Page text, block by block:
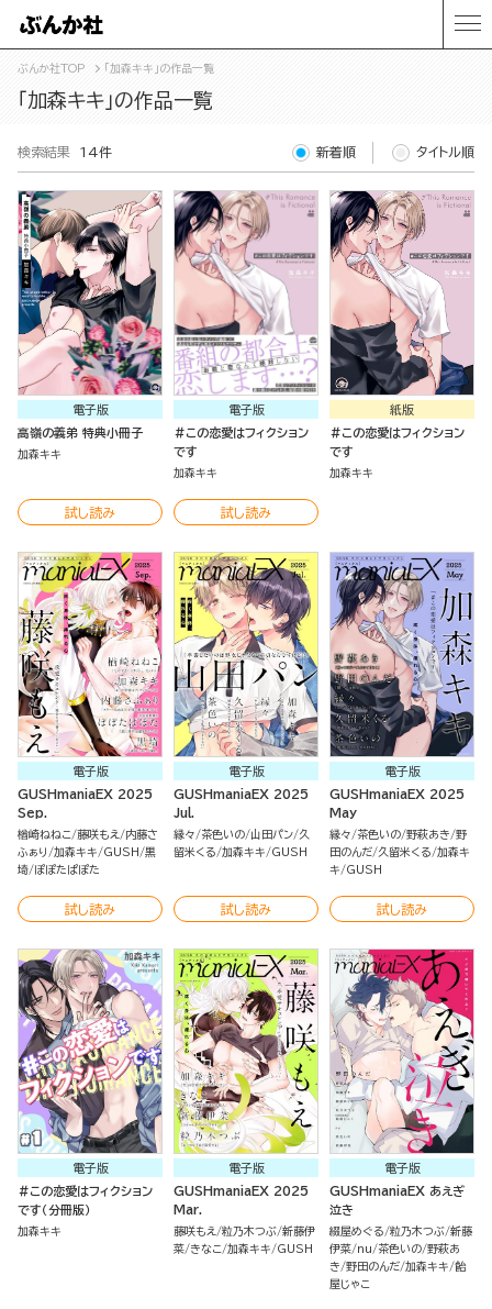
ぶんか社TOP 「加森キキ」の作品一覧
「加森キキ」の作品一覧
検索結果 14件 新着順 タイトル順
電子版
高嶺の義弟 特典小冊子
加森キキ
試し読み
電子版
＃この恋愛はフィクション
です
加森キキ
試し読み
紙版
＃この恋愛はフィクション
です
加森キキ
電子版
GUSHmaniaEX 2025
Sep.
楢崎ねねこ 藤咲もえ
内藤さ
ふぁり
加森キキ GUSH
黒
埼 ぽぽたぱぽた
試し読み
電子版
GUSHmaniaEX 2025
Jul.
縁々 茶色いの 山田パン 久
留米くる 加森キキ GUSH
試し読み
電子版
GUSHmaniaEX 2025
May
縁々 茶色いの 野萩あき 野
田のんだ 久留米くる 加森キ
キ
GUSH
試し読み
電子版
＃この恋愛はフィクション
です（分冊版）
加森キキ
電子版
GUSHmaniaEX 2025
Mar.
藤咲もえ 粒乃木つぶ 新藤伊
菜 きなこ 加森キキ GUSH
電子版
GUSHmaniaEX あえぎ
泣き
綴屋めぐる 粒乃木つぶ 新藤
伊菜 nu 茶色いの 野萩あ
き 野田のんだ 加森キキ 飴
屋じゃこ